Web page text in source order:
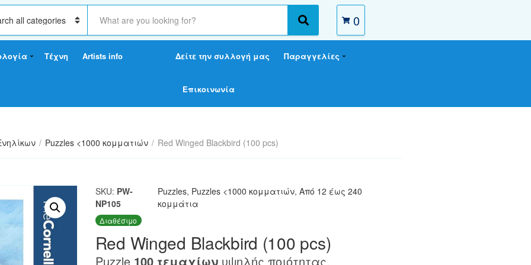
S
a
c
x
S
e
r
0
Τέχνη Artists info Δείτε την συλλογή μας Παραγγελίες
Επικοινωνία
/ Puzzles <1000 κομματιών / Red Winged Blackbird (100 pcs)
SKU: PW-
NP105
Puzzles, Puzzles <1000 κομματιών, Από 12 έως 240
κομμάτια
Διαθέσιμο
Red Winged Blackbird (100 pcs)
Puzzle 100 τεμαχίωνυψηλής ποιότητας.